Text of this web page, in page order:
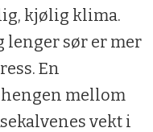
kjølig klima.
lenger sør er mer
En
mellom
vekt i